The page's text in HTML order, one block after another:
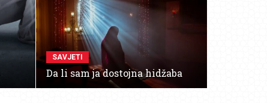
SAVJETI
Da li sam ja dostojna hidžaba